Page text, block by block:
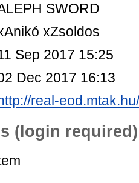
SWORD
xZsoldos
Sep 2017 15:25
Dec 2017 16:13
real-
(login required)